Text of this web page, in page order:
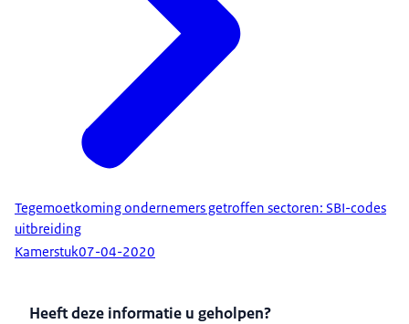
Tegemoetkoming ondernemers getroffen sectoren: SBI-codes
uitbreiding
Kamerstuk07-04-2020
Heeft deze informatie u geholpen?